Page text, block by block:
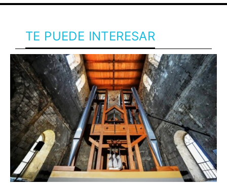
TE PUEDE INTERESAR